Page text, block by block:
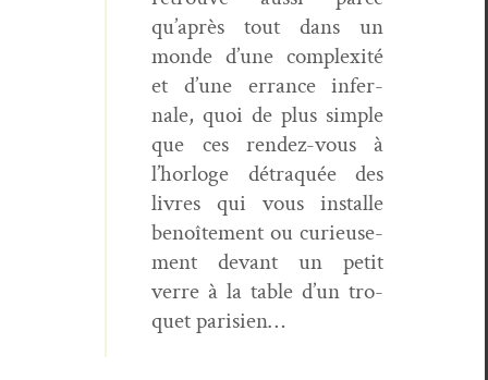
qu’après tout dans un
monde d’une com­plex­ité
et d’une errance infer­
nale, quoi de plus sim­ple
que ces ren­dez-vous à
l’horloge détraquée des
livres qui vous installe
benoîte­ment ou curieuse­
ment devant un petit
verre à la table d’un tro­
quet parisien…